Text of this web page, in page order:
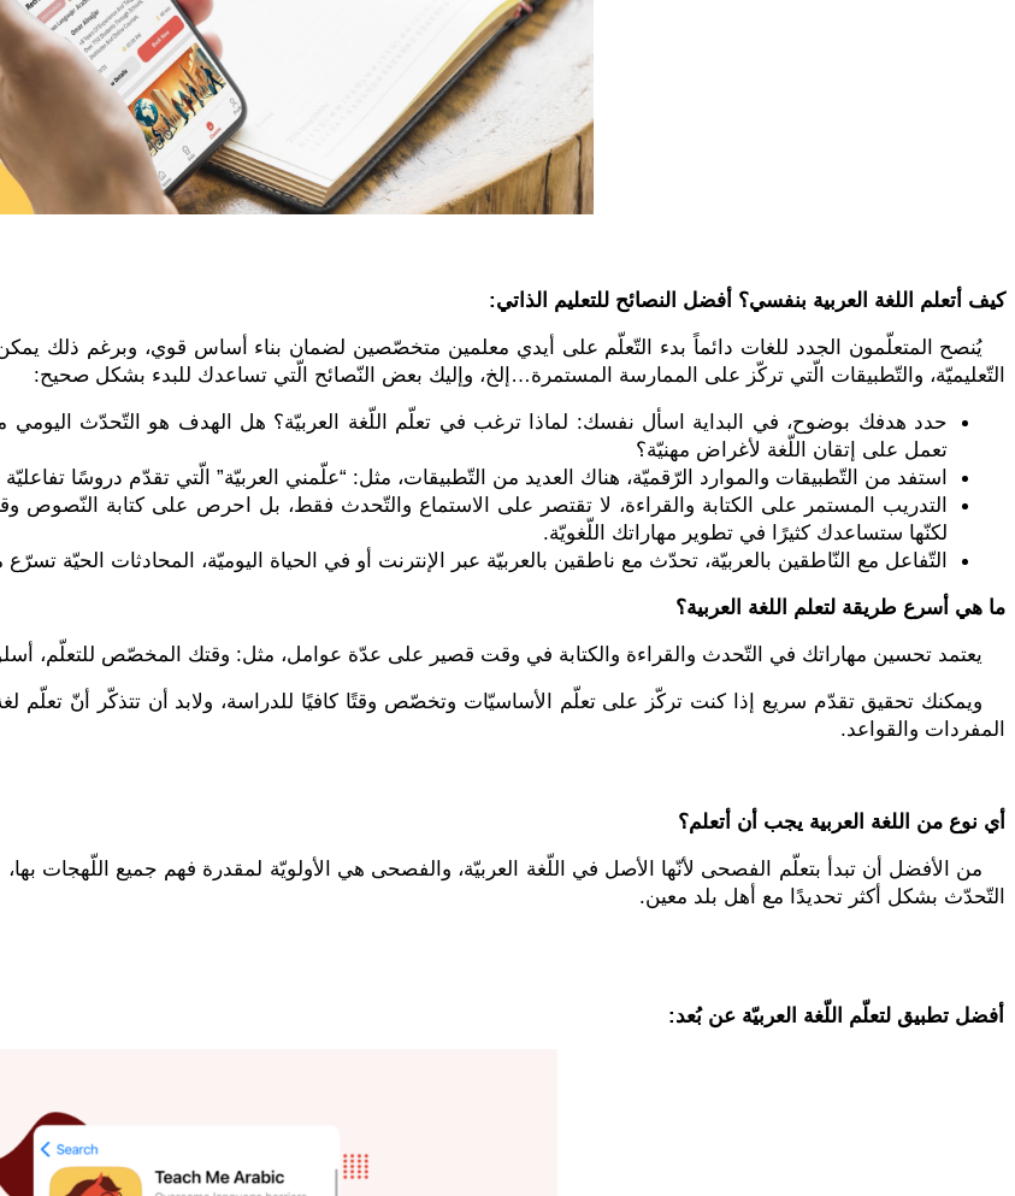
كيف أتعلم اللغة العربية بنفسي؟ أفضل النصائح للتعليم الذاتي:
يُنصح المتعلّمون الجدد للغات دائماً بدء التّعلّم على أيدي معلمين متخصّصين لضمان بناء أساس قوي، وبرغم ذلك يمكن
التّعليميّة، والتّطبيقات الّتي تركّز على الممارسة المستمرة…إلخ، وإليك بعض النّصائح الّتي تساعدك للبدء بشكل صحيح:
حدد هدفك بوضوح، في البداية اسأل نفسك: لماذا ترغب في تعلّم اللّغة العربيّة؟ هل الهدف هو التّحدّث اليومي
تعمل على إتقان اللّغة لأغراض مهنيّة؟
استفد من التّطبيقات والموارد الرّقميّة، هناك العديد من التّطبيقات، مثل: “علّمني العربيّة” الّتي تقدّم دروسًا
التدريب المستمر على الكتابة والقراءة، لا تقتصر على الاستماع والتّحدث فقط، بل احرص على كتابة النّصوص
لكنّها ستساعدك كثيرًا في تطوير مهاراتك اللّغويّة.
التّفاعل مع النّاطقين بالعربيّة، تحدّث مع ناطقين بالعربيّة عبر الإنترنت أو في الحياة اليوميّة، المحادثات الحيّة
ما هي أسرع طريقة لتعلم اللغة العربية؟
يعتمد تحسين مهاراتك في التّحدث والقراءة والكتابة في وقت قصير على عدّة عوامل، مثل: وقتك المخصّص للتعلّم،
ويمكنك تحقيق تقدّم سريع إذا كنت تركّز على تعلّم الأساسيّات وتخصّص وقتًا كافيًا للدراسة، ولابد أن تتذكّر أنّ تعلّم
المفردات والقواعد.
أي نوع من اللغة العربية يجب أن أتعلم؟
من الأفضل أن تبدأ بتعلّم الفصحى لأنّها الأصل في اللّغة العربيّة، والفصحى هي الأولويّة لمقدرة فهم جميع اللّهجات
التّحدّث بشكل أكثر تحديدًا مع أهل بلد معين.
أفضل تطبيق لتعلّم اللّغة العربيّة عن بُعد: